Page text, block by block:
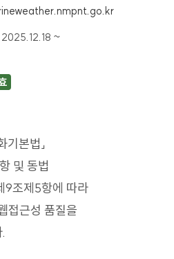
2025.12.18 ~
기본법」
및 동법
9조제5항에 따라
접근성 품질을